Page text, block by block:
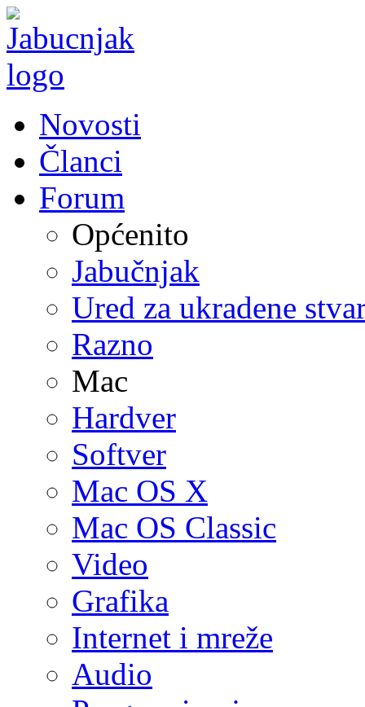
Novosti
Članci
Forum
Općenito
Jabučnjak
Ured za ukradene
Razno
Mac
Hardver
Softver
Mac OS X
Mac OS Classic
Video
Grafika
Internet i mreže
Audio